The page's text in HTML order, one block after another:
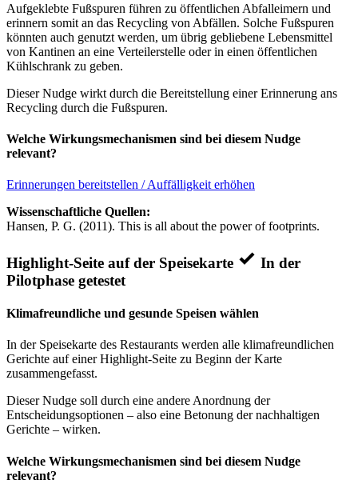
Aufgeklebte Fußspuren führen zu öffentlichen Abfalleimern und
erinnern somit an das Recycling von Abfällen. Solche Fußspuren
könnten auch genutzt werden, um übrig gebliebene Lebensmittel
von Kantinen an eine Verteilerstelle oder in einen öffentlichen
Kühlschrank zu geben.
Dieser Nudge wirkt durch die Bereitstellung einer Erinnerung ans
Recycling durch die Fußspuren.
Welche Wirkungsmechanismen sind bei diesem Nudge
relevant?
Erinnerungen bereitstellen / Auffälligkeit erhöhen
Wissenschaftliche Quellen:
Hansen, P. G. (2011). This is all about the power of footprints.
Highlight-Seite auf der Speisekarte
In der
Pilotphase getestet
Klimafreundliche und gesunde Speisen wählen
In der Speisekarte des Restaurants werden alle klimafreundlichen
Gerichte auf einer Highlight-Seite zu Beginn der Karte
zusammengefasst.
Dieser Nudge soll durch eine andere Anordnung der
Entscheidungsoptionen – also eine Betonung der nachhaltigen
Gerichte – wirken.
Welche Wirkungsmechanismen sind bei diesem Nudge
relevant?